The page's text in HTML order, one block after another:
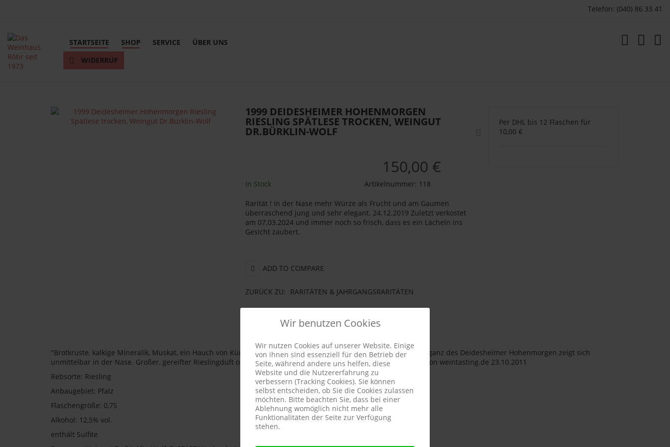
Telefon: (040) 86 33 41
STARTSEITE SHOP SERVICE
ÜBER UNS
WIDERRUF
1999 DEIDESHEIMER HOHENMORGEN
RIESLING SPÄTLESE TROCKEN, WEINGUT
DR.BÜRKLIN-WOLF
150,00 €
In Stock Artikelnummer: 118
Rarität ! In der Nase mehr Würze als Frucht und am Gaumen
überraschend jung und sehr elegant. 24.12.2019 Zuletzt verkostet
am 07.03.2024 und immer noch so frisch, dass es ein Lächeln ins
Gesicht zaubert.
ADD TO COMPARE
ZURÜCK ZU: RARITÄTEN & JAHRGANGSRARITÄTEN
Per DHL bis 12 Flaschen für
10,00 €
BESCHREIBUNG
"Brotkruste, kalkige Mineralik, Muskat, ein Hauch von Kümmel steht für die Würze, füllige Steinfrucht und die Eleganz des Deidesheimer Hohenmorgen zeigt sich
unmittelbar in der Nase. Großer, gereifter Rieslingduft ohne jede Müdigkeit oder Alternoten." Verkostungsnotiz von weintasting.de 23.10.2011
Rebsorte: Riesling
Anbaugebiet: Pfalz
Flaschengröße: 0,75
Alkohol: 12,5% vol.
enthält Sulfite
Wir benutzen Cookies
Wir nutzen Cookies auf unserer Website. Einige
von ihnen sind essenziell für den Betrieb der
Seite, während andere uns helfen, diese
Website und die Nutzererfahrung zu
verbessern (Tracking Cookies). Sie können
selbst entscheiden, ob Sie die Cookies zulassen
möchten. Bitte beachten Sie, dass bei einer
Ablehnung womöglich nicht mehr alle
Funktionalitäten der Seite zur Verfügung
stehen.